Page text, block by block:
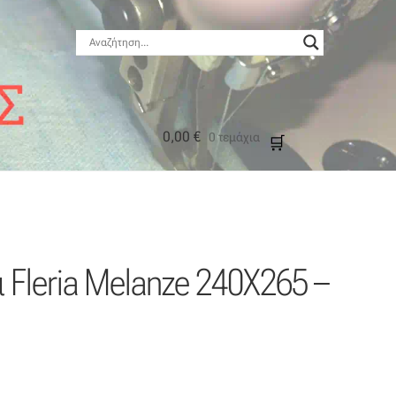
0,00 € 0 τεμάχια
Fleria Melanze 240X265 –